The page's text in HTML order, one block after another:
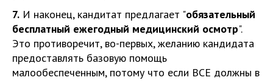
7. И наконец, кандитат предлагает "обязательный
бесплатный ежегодный медицинский осмотр".
Это противоречит, во-первых, желанию кандидата
предоставлять базовую помощь
малообеспеченным, потому что если ВСЕ должны в